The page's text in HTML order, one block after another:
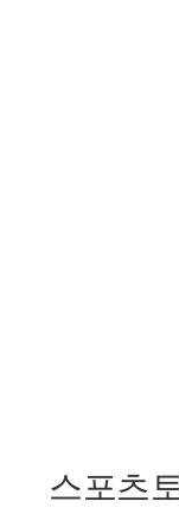
스포츠